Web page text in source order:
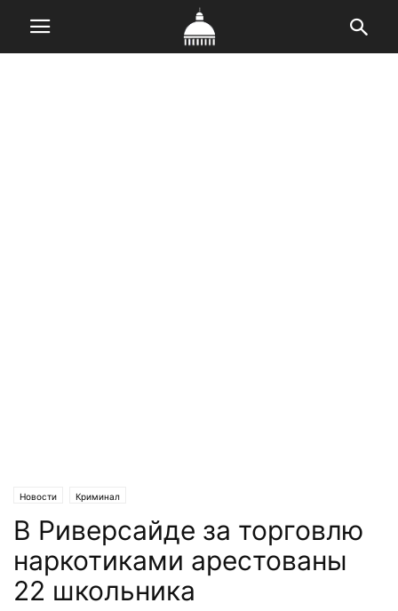
Новости Криминал
В Риверсайде за торговлю
наркотиками арестованы
22 школьника